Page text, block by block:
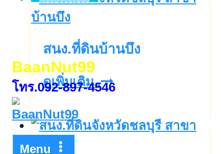
BaanNut99
โทร.092-897-4546
Menu
สนง.ที่ดินบ้านบึง
ดูเพิ่มเติม..สนง.ที่ดิน